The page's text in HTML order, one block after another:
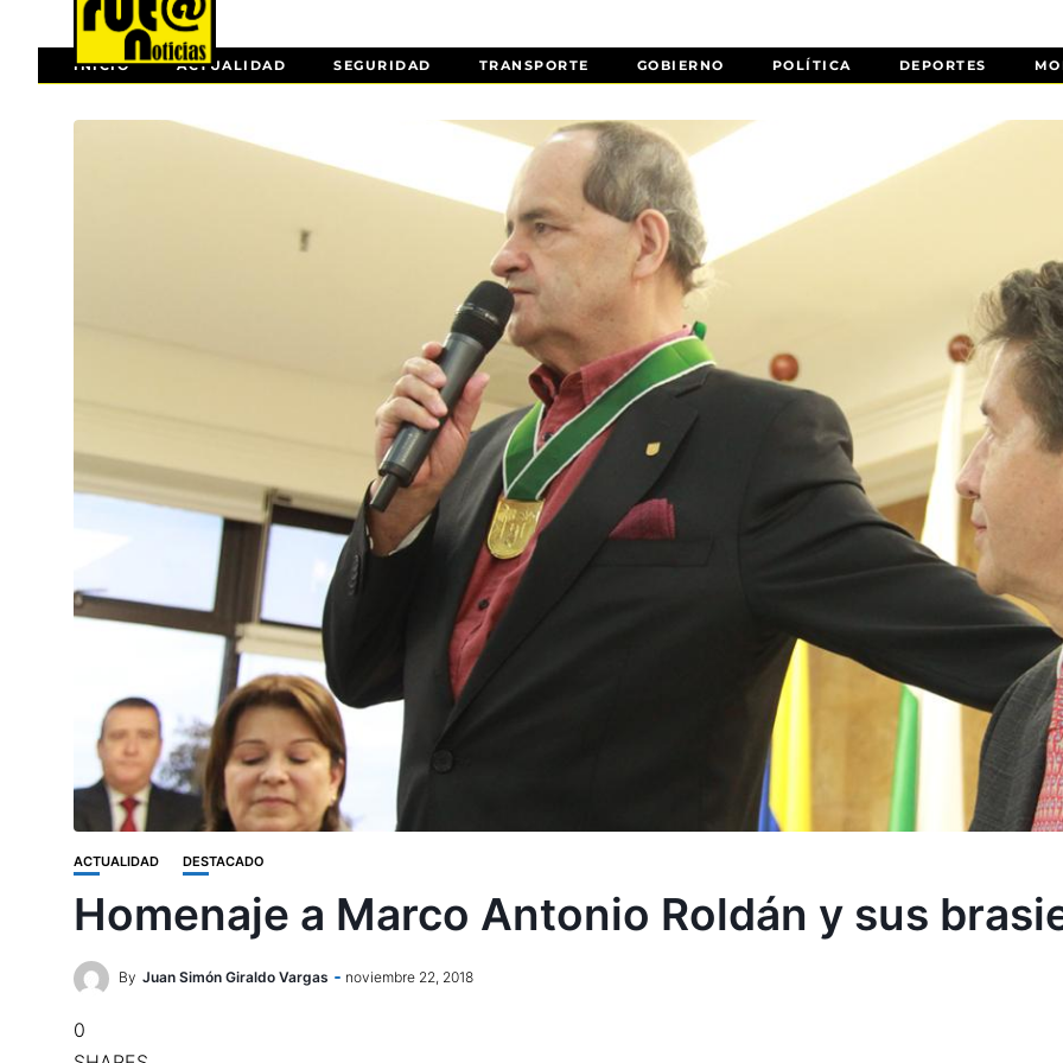
INICIO ACTUALIDAD SEGURIDAD TRANSPORTE GOBIERNO POLÍTICA DEPORTES
ACTUALIDAD DESTACADO
Homenaje a Marco Antonio Roldán y sus
By Juan Simón Giraldo Vargas noviembre 22, 2018
0